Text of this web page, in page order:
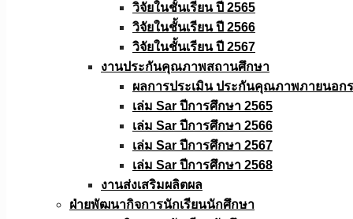
วิจัยในชั้นเรียน ปี 2565
วิจัยในชั้นเรียน ปี 2566
วิจัยในชั้นเรียน ปี 2567
งานประกันคุณภาพสถานศึกษา
ผลการประเมิน ประกันคุณภาพภายนอก
เล่ม Sar ปีการศึกษา 2565
เล่ม Sar ปีการศึกษา 2566
เล่ม Sar ปีการศึกษา 2567
เล่ม Sar ปีการศึกษา 2568
งานส่งเสริมผลิตผล
ฝ่ายพัฒนากิจการนักเรียนนักศึกษา